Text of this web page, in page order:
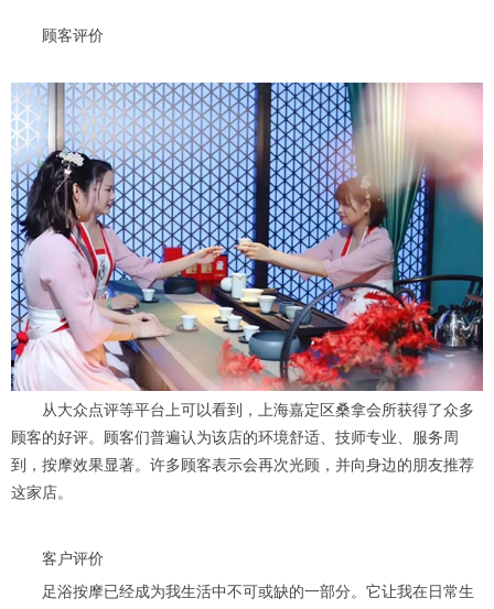
顾客评价
从大众点评等平台上可以看到，上海嘉定区桑拿会所获得了众多
顾客的好评。顾客们普遍认为该店的环境舒适、技师专业、服务周
到，按摩效果显著。许多顾客表示会再次光顾，并向身边的朋友推荐
这家店。
客户评价
足浴按摩已经成为我生活中不可或缺的一部分。它让我在日常生